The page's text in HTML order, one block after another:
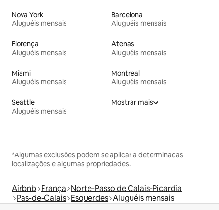
Nova York
Aluguéis mensais
Barcelona
Aluguéis mensais
Florença
Aluguéis mensais
Atenas
Aluguéis mensais
Miami
Aluguéis mensais
Montreal
Aluguéis mensais
Seattle
Aluguéis mensais
Mostrar mais
*Algumas exclusões podem se aplicar a determinadas
localizações e algumas propriedades.
Airbnb França Norte-Passo de Calais-Picardia
Pas-de-Calais Esquerdes Aluguéis mensais